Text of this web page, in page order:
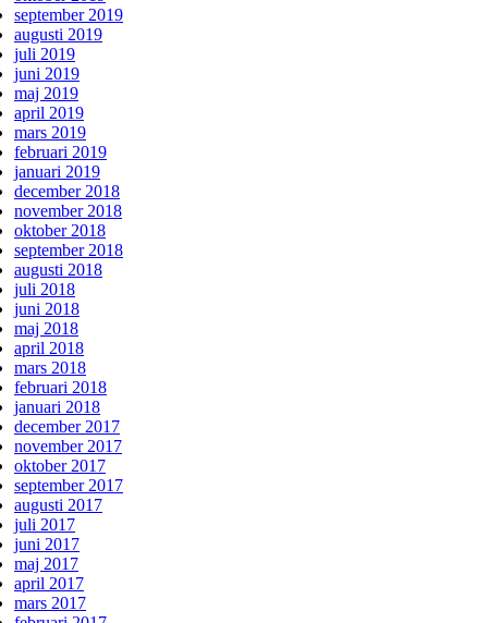
september 2019
augusti 2019
juli 2019
juni 2019
maj 2019
april 2019
mars 2019
februari 2019
januari 2019
december 2018
november 2018
oktober 2018
september 2018
augusti 2018
juli 2018
juni 2018
maj 2018
april 2018
mars 2018
februari 2018
januari 2018
december 2017
november 2017
oktober 2017
september 2017
augusti 2017
juli 2017
juni 2017
maj 2017
april 2017
mars 2017